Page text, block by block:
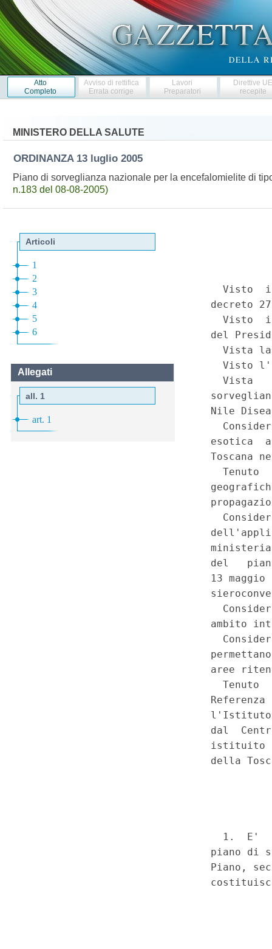
Atto
Completo
Avviso di rettifica
Errata corrige
Lavori
Preparatori
Direttive
recepite
MINISTERO DELLA SALUTE
ORDINANZA 13 luglio 2005
Piano di sorveglianza nazionale per la encefalomielite di
n.183 del 08-08-2005)